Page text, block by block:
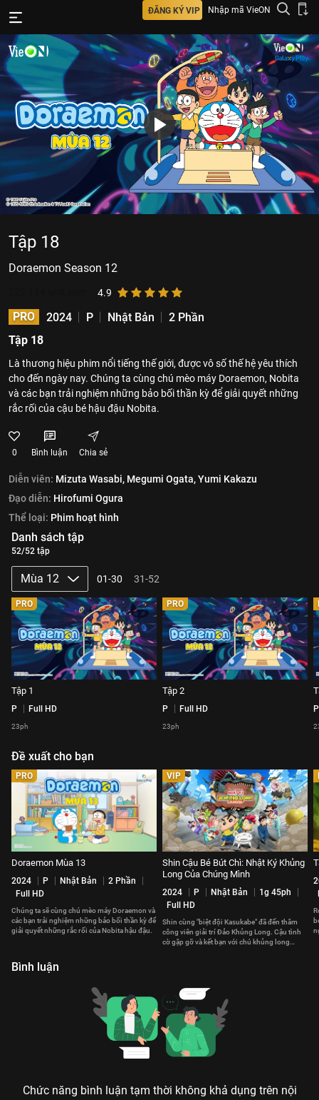
ĐĂNG KÝ VIP Nhập mã VieON
Tập 18
Doraemon Season 12
4.9
PRO 2024 P Nhật Bản
2 Phần
Tập 18
Là thương hiệu phim nổi tiếng thế giới, được vô số thế hệ yêu thích
cho đến ngày nay. Chúng ta cùng chú mèo máy Doraemon, Nobita
và các bạn trải nghiệm những bảo bối thần kỳ để giải quyết những
rắc rối của cậu bé hậu đậu Nobita.
0 Bình luận Chia sẻ
Diễn viên: Mizuta Wasabi, Megumi Ogata,Yumi Kakazu
Đạo diễn: Hirofumi Ogura
Thể loại: Phim hoạt hình
Danh sách tập
52/52 tập
Mùa 12 01-30 31-52
PRO
Tập 1
P Full HD
23ph
PRO
Tập 2
P Full HD
23ph
P
Đề xuất cho bạn
PRO
Doraemon Mùa 13
2024 P Nhật Bản
2 Phần
Full HD
Chúng ta sẽ cùng chú mèo máy Doraemon và
các bạn trải nghiệm những bảo bối thần kỳ để
giải quyết những rắc rối của Nobita hậu đậu.
VIP
Shin Cậu Bé Bút Chì: Nhật Ký Khủng
Long Của Chúng Mình
2024 P Nhật Bản
1g 45ph
Full HD
Shin cùng "biệt đội Kasukabe" đã đến thăm
công viên giải trí Đảo Khủng Long. Cậu tình
cờ gặp gỡ và kết bạn với chú khủng long
Bình luận
Chức năng bình luận tạm thời không khả dụng trên nội